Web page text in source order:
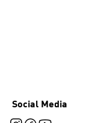
Social Media